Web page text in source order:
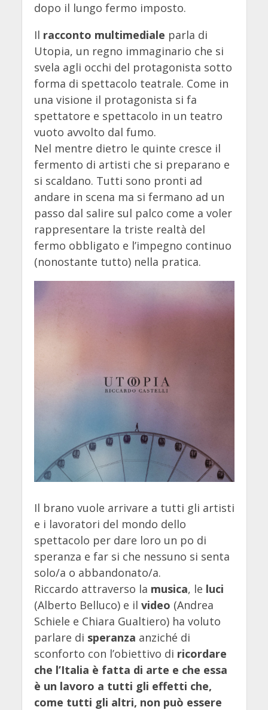
dopo il lungo fermo imposto.
Il racconto multimediale parla di
Utopia, un regno immaginario che si
svela agli occhi del protagonista sotto
forma di spettacolo teatrale. Come in
una visione il protagonista si fa
spettatore e spettacolo in un teatro
vuoto avvolto dal fumo.
Nel mentre dietro le quinte cresce il
fermento di artisti che si preparano e
si scaldano. Tutti sono pronti ad
andare in scena ma si fermano ad un
passo dal salire sul palco come a voler
rappresentare la triste realtà del
fermo obbligato e l’impegno continuo
(nonostante tutto) nella pratica.
Il brano vuole arrivare a tutti gli artisti
e i lavoratori del mondo dello
spettacolo per dare loro un po di
speranza e far si che nessuno si senta
solo/a o abbandonato/a.
Riccardo attraverso la musica, le luci
(Alberto Belluco) e il video (Andrea
Schiele e Chiara Gualtiero) ha voluto
parlare di speranza anziché di
sconforto con l’obiettivo di ricordare
che l’Italia è fatta di arte e che essa
è un lavoro a tutti gli effetti che,
come tutti gli altri, non può essere